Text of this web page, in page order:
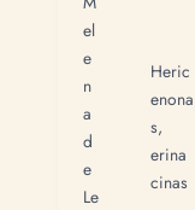
el
e
n
a
d
e
Le
Heric
enona
s,
erina
cinas